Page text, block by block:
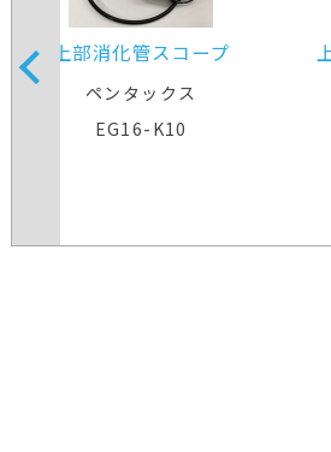
上部消化管スコープ
ペンタックス
EG16-K10